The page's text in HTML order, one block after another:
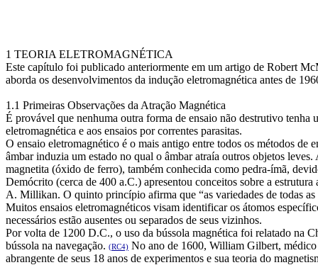
1 TEORIA ELETROMAGNÉTICA
Este capítulo foi publicado anteriormente em um artigo de Robert
aborda os desenvolvimentos da indução eletromagnética antes de
1.1 Primeiras Observações da Atração Magnética
É provável que nenhuma outra forma de ensaio não destrutivo
eletromagnética e aos ensaios por correntes parasitas.
O ensaio eletromagnético é o mais antigo entre todos os métodos
âmbar induzia um estado no qual o âmbar atraía outros objetos
magnetita (óxido de ferro), também conhecida como pedra-ímã,
Demócrito (cerca de 400 a.C.) apresentou conceitos sobre a
A. Millikan. O quinto princípio afirma que “as variedades de todas
Muitos ensaios eletromagnéticos visam identificar os átomos
necessários estão ausentes ou separados de seus vizinhos.
Por volta de 1200 D.C., o uso da bússola magnética foi relatado na
bússola na navegação. (RC4) No ano de 1600, William Gilbert,
abrangente de seus 18 anos de experimentos e sua teoria do